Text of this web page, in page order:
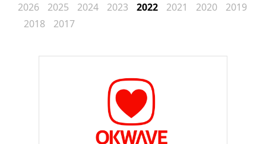
2026
2025 2024 2023 2022 2021 2020
2019
2018
2017